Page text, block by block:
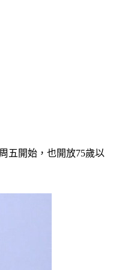
五開始，也開放75歲以